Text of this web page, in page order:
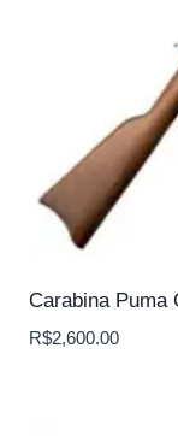
Carabina Puma
R$2,600.00